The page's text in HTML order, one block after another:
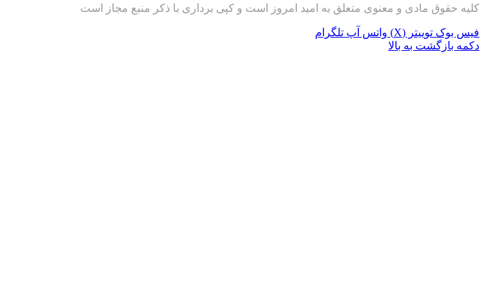
کلیه حقوق مادی و معنوی متعلق به امید امروز است و کپی برداری با ذکر منبع مجاز است
فیس بوک توییتر (X) واتس آپ تلگرام
دکمه بازگشت به بالا